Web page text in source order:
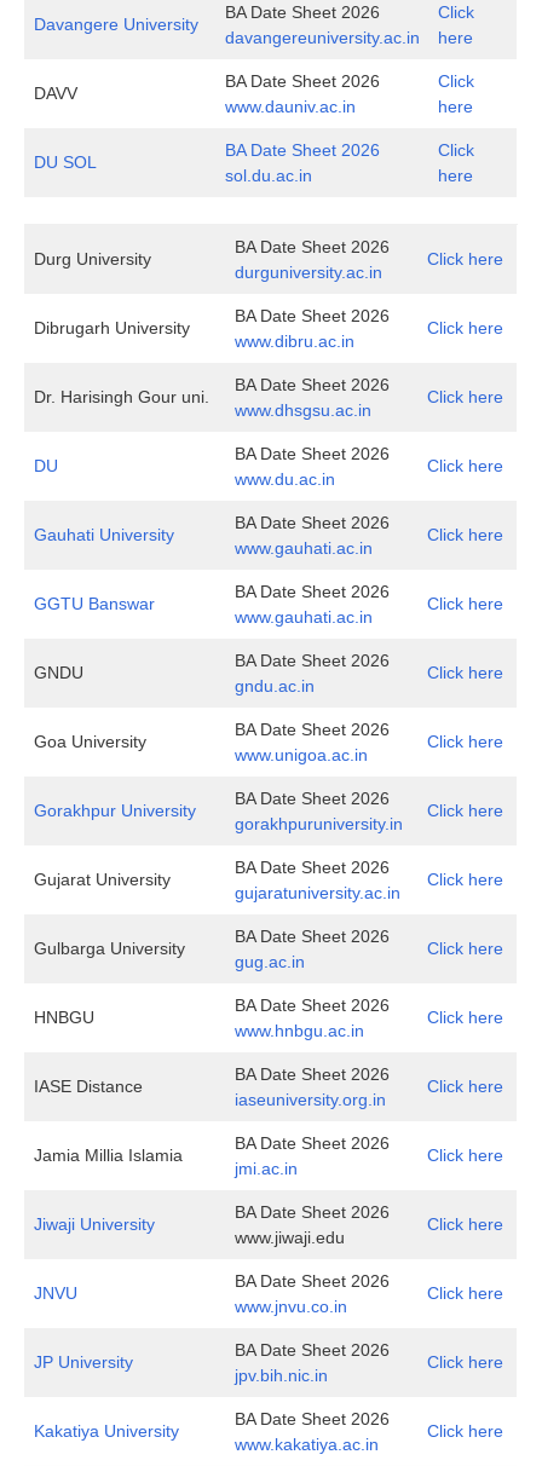
Davangere University
BA Date Sheet 2026
davangereuniversity.ac.in
Click
here
DAVV
BA Date Sheet 2026
www.dauniv.ac.in
Click
here
DU SOL
BA Date Sheet 2026
sol.du.ac.in
Click
here
Durg University
BA Date Sheet 2026
durguniversity.ac.in
Click here
Dibrugarh University
BA Date Sheet 2026
www.dibru.ac.in
Click here
Dr. Harisingh Gour uni.
BA Date Sheet 2026
www.dhsgsu.ac.in
Click here
DU
BA Date Sheet 2026
www.du.ac.in
Click here
Gauhati University
BA Date Sheet 2026
www.gauhati.ac.in
Click here
GGTU Banswar
BA Date Sheet 2026
www.gauhati.ac.in
Click here
GNDU
BA Date Sheet 2026
gndu.ac.in
Click here
Goa University
BA Date Sheet 2026
www.unigoa.ac.in
Click here
Gorakhpur University
BA Date Sheet 2026
gorakhpuruniversity.in
Click here
Gujarat University
BA Date Sheet 2026
gujaratuniversity.ac.in
Click here
Gulbarga University
BA Date Sheet 2026
gug.ac.in
Click here
HNBGU
BA Date Sheet 2026
www.hnbgu.ac.in
Click here
IASE Distance
BA Date Sheet 2026
iaseuniversity.org.in
Click here
Jamia Millia Islamia
BA Date Sheet 2026
jmi.ac.in
Click here
Jiwaji University
BA Date Sheet 2026
www.jiwaji.edu
Click here
JNVU
BA Date Sheet 2026
www.jnvu.co.in
Click here
JP University
BA Date Sheet 2026
jpv.bih.nic.in
Click here
Kakatiya University
BA Date Sheet 2026
www.kakatiya.ac.in
Click here